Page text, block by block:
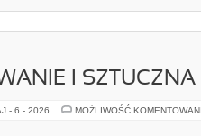
I SZTUCZNA
- 6 - 2026 MOŻLIWOŚĆ